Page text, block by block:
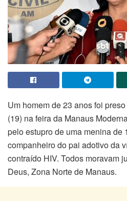
Um homem de 23 anos foi
(19) na feira da Manaus
pelo estupro de uma menina de
companheiro do pai adotivo da
contraído HIV. Todos moravam
Deus, Zona Norte de Manaus.